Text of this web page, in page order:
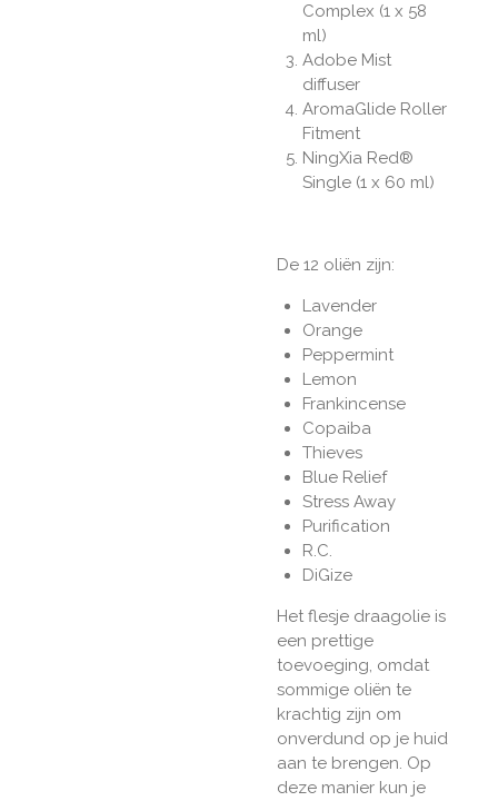
Complex (1 x 58
ml)
Adobe Mist
diffuser
AromaGlide Roller
Fitment
NingXia Red®
Single (1 x 60 ml)
De 12 oliën zijn:
Lavender
Orange
Peppermint
Lemon
Frankincense
Copaiba
Thieves
Blue Relief
Stress Away
Purification
R.C.
DiGize
Het flesje draagolie is
een prettige
toevoeging, omdat
sommige oliën te
krachtig zijn om
onverdund op je huid
aan te brengen. Op
deze manier kun je